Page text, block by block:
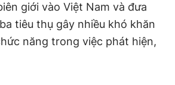
giới vào Việt Nam và đưa
tiêu thụ gây nhiều khó khăn
năng trong việc phát hiện,